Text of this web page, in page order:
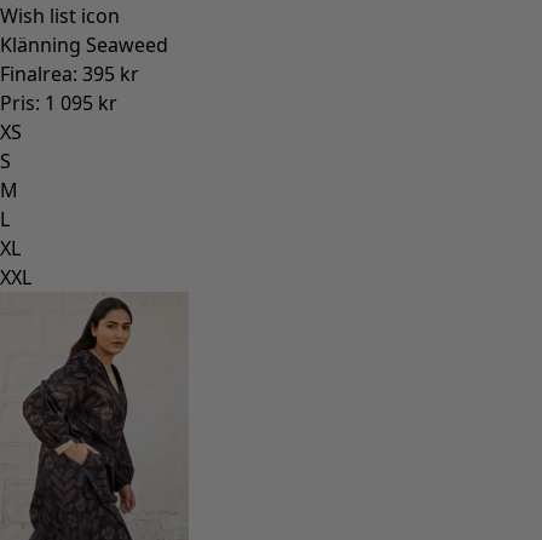
Wish list icon
Klänning Seaweed
Finalrea: 395 kr
Pris: 1 095 kr
XS
S
M
L
XL
XXL